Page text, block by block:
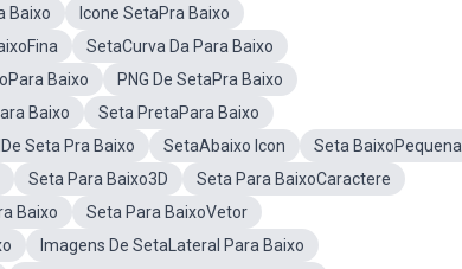
Baixo
Icone SetaPra Baixo
SetaCurva Da Para Baixo
Baixo
PNG De SetaPra Baixo
Baixo
Seta PretaPara Baixo
Seta Pra Baixo SetaAbaixo Icon
Seta BaixoPequena
Seta Para Baixo3D
Seta Para BaixoCaractere
Baixo
Seta Para BaixoVetor
Imagens De SetaLateral Para Baixo